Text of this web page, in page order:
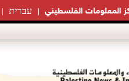
עברית المعلومات الفلسطيني